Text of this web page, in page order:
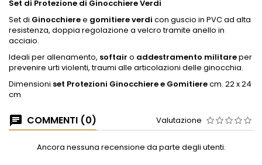
Set di Protezione di Ginocchiere Verdi
Set di Ginocchieree gomitiere verdi con guscio in PVC ad alta
resistenza, doppia regolazione a velcro tramite anello in
acciaio.
Ideali per allenamento, softair o addestramento militareper
prevenire urti violenti, traumi alle articolazioni delle ginocchia.
Dimensioni set Protezioni Ginocchiere e Gomitierecm. 22 x 24
cm
COMMENTI (0) Valutazione
Ancora nessuna recensione da parte degli utenti.